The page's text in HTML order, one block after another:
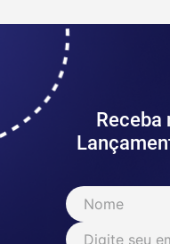
Receba